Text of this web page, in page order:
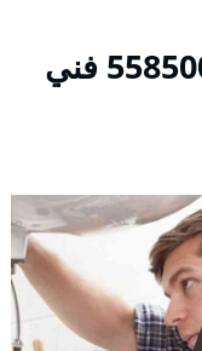
فني صحي الفردوس 55850065 فني